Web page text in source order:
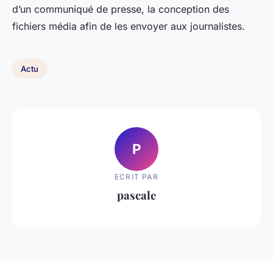
d’un communiqué de presse, la conception des
fichiers média afin de les envoyer aux journalistes.
Actu
P
ECRIT PAR
pascale